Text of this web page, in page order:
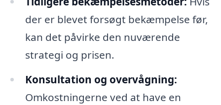
der er blevet forsøgt bekæmpelse før,
kan det påvirke den nuværende
strategi og prisen.
Konsultation og overvågning:
Omkostningerne ved at have en